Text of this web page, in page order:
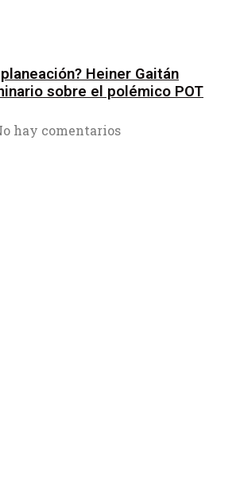
Heiner Gaitán
sobre el polémico POT
hay comentarios